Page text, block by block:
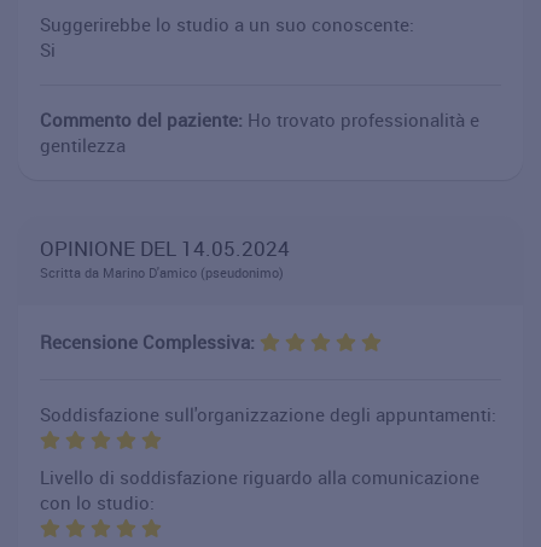
Suggerirebbe lo studio a un suo conoscente:
Si
Commento del paziente: Ho trovato professionalità e
gentilezza
OPINIONE DEL 14.05.2024
Scritta da Marino D'amico (pseudonimo)
Recensione Complessiva:
Soddisfazione sull'organizzazione degli appuntamenti:
Livello di soddisfazione riguardo alla comunicazione
con lo studio: